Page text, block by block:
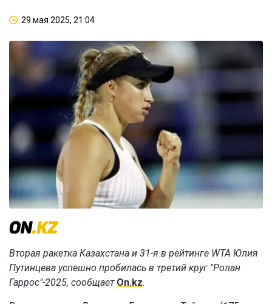
29 мая 2025, 21:04
Вторая ракетка Казахстана и 31-я в рейтинге WTA Юлия
Путинцева успешно пробилась в третий круг "Ролан
Гаррос"-2025, сообщает On.kz.